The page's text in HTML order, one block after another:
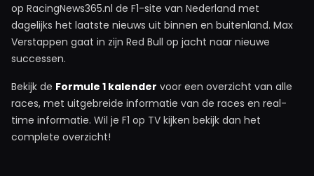
op RacingNews365.nl de F1-site van Nederland met
dagelijks het laatste nieuws uit binnen en buitenland. Max
Verstappen gaat in zijn Red Bull op jacht naar nieuwe
successen.
Bekijk de Formule 1 kalender voor een overzicht van alle
races, met uitgebreide informatie van de races en real-
time informatie. Wil je F1 op TV kijken bekijk dan het
complete overzicht!